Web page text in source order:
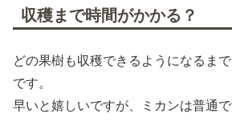
収穫まで時間がかかる？
どの果樹も収穫できるようになるま
です。
早いと嬉しいですが、ミカンは普通で